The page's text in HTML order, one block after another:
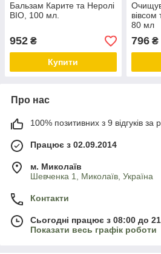
Бальзам Карите та Неролі
BIO, 100 мл.
952 ₴
Купити
вівсом
80 мл
796₴
Про нас
100% позитивних з 9 відгуків за
Працює з 02.09.2014
м. Миколаїв
Шевченка 1, Миколаїв, Україна
Контакти
Сьогодні працює з 08:00 до
Показати весь графік роботи